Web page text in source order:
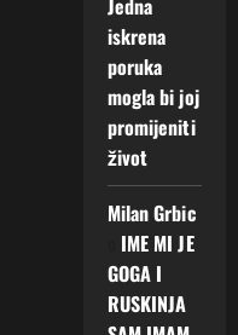
iskrena
poruka
mogla bi joj
promijeniti
život
Milan Grbic
IME MI JE
GOGA I
RUSKINJA